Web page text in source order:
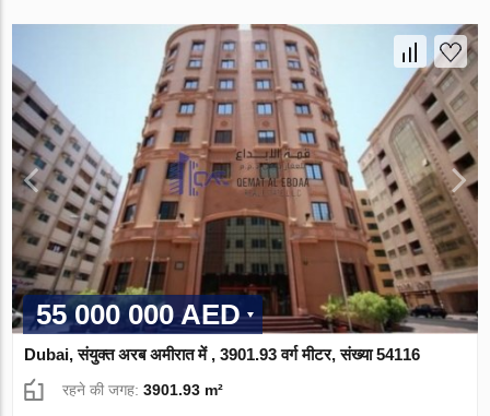
55 000 000 AED
Dubai, संयुक्त अरब अमीरात में , 3901.93 वर्ग मीटर, संख्या 54116
रहने की जगह:3901.93 m²